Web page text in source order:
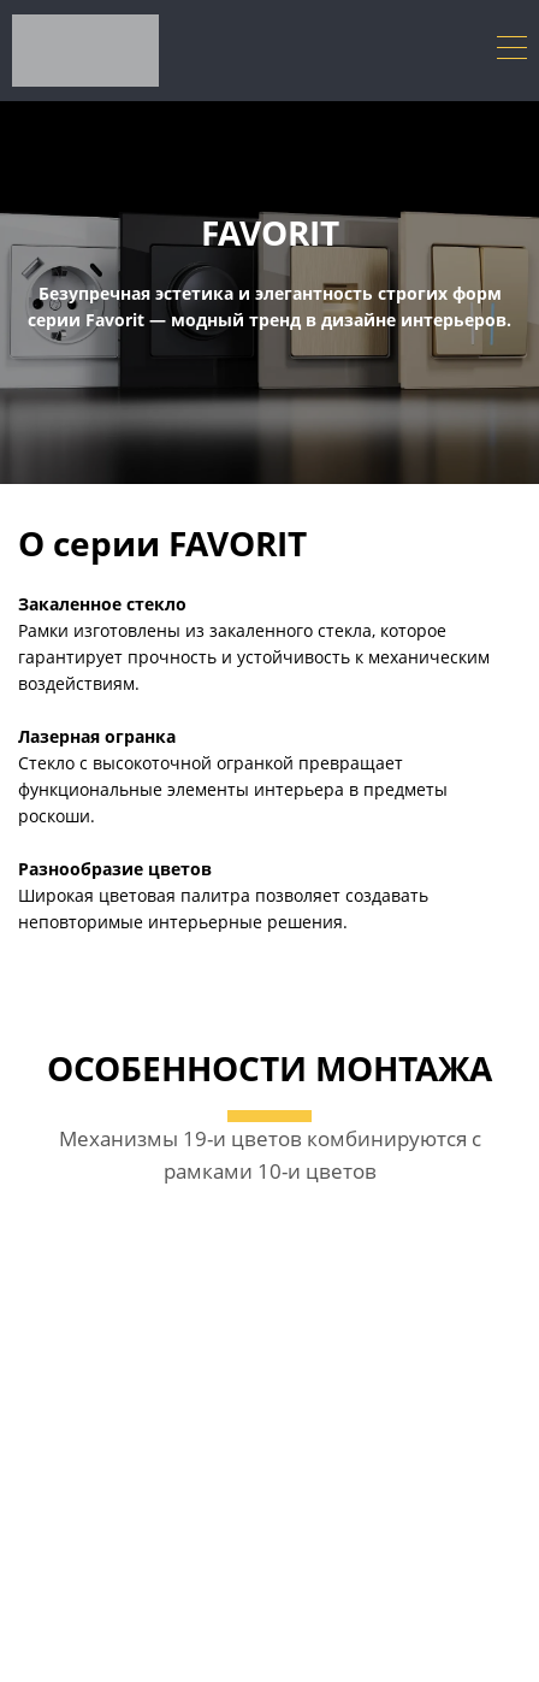
FAVORIT
Безупречная эстетика и элегантность строгих форм
серии Favorit — модный тренд в дизайне интерьеров.
О серии FAVORIT
Закаленное стекло
Рамки изготовлены из закаленного стекла, которое
гарантирует прочность и устойчивость к механическим
воздействиям.
Лазерная огранка
Стекло с высокоточной огранкой превращает
функциональные элементы интерьера в предметы
роскоши.
Разнообразие цветов
Широкая цветовая палитра позволяет создавать
неповторимые интерьерные решения.
ОСОБЕННОСТИ МОНТАЖА
Механизмы 19-и цветов комбинируются с
рамками 10-и цветов